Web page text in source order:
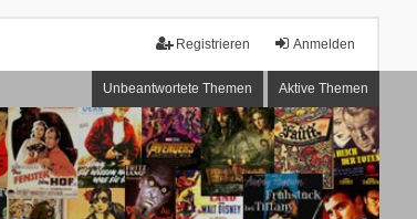
Anmelden
Registrieren
Unbeantwortete Themen Aktive Themen